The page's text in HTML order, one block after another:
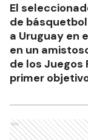
El
de
a Uruguay en
en un
de los Juegos
primer
Ads